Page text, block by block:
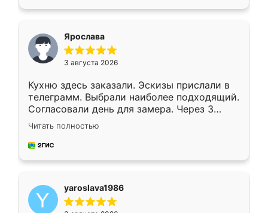
Ярослава
3 августа 2026
Кухню здесь заказали. Эскизы прислали в
телеграмм. Выбрали наиболее подходящий.
Согласовали день для замера. Через 3
недели кухня была уже готова. Остались
довольны работой. Спасибо Ренессанс
мебель за качественную работу!
Читать полностью
yaroslava1986